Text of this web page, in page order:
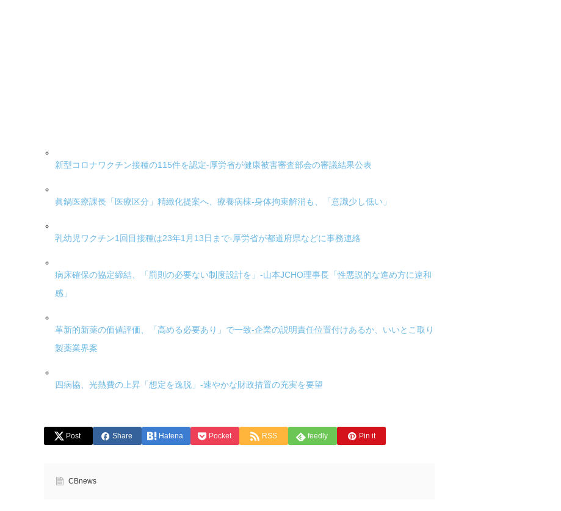
新型コロナワクチン接種の115件を認定-厚労省が健康被害審査部会の審議結果公表
眞鍋医療課長「医療区分」精緻化提案へ、療養病棟-身体拘束解消も、「意識少し低い」
乳幼児ワクチン1回目接種は23年1月13日まで-厚労省が都道府県などに事務連絡
病床確保の協定締結、「罰則の必要ない制度設計を」-山本JCHO理事長「性悪説的な進め方に違和
感」
革新的新薬の価値評価、「高める必要あり」で一致-企業の説明責任位置付けあるか、いいとこ取り
製薬業界案
四病協、光熱費の上昇「想定を逸脱」-速やかな財政措置の充実を要望
Post Share Hatena Pocket RSS feedly Pin it
CBnews